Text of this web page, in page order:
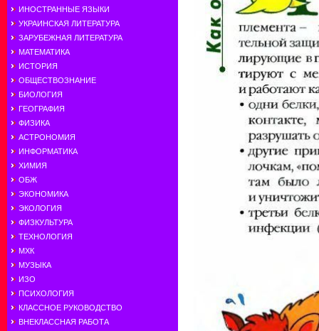
ИНОСТРАННЫЕ ЯЗЫКИ
УКРАИНСКАЯ ЛИТЕРАТУРА
ЗАРУБЕЖНАЯ ЛИТЕРАТУРА
МАТЕМАТИКА
ИСТОРИЯ
ОБЩЕСТВОЗНАНИЕ
БИОЛОГИЯ
ГЕОГРАФИЯ
ФИЗИКА
АСТРОНОМИЯ
ИНФОРМАТИКА
ХИМИЯ
ОБЖ
ЭКОНОМИКА
ЭКОЛОГИЯ
ФИЗКУЛЬТУРА
ТЕХНОЛОГИЯ
МХК
МУЗЫКА
ИЗО
ПСИХОЛОГИЯ
КЛАССНОЕ РУКОВОДСТВО
ВНЕКЛАССНАЯ РАБОТА